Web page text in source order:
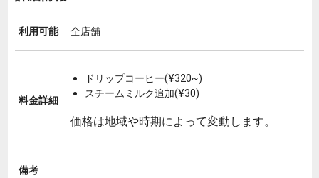
利用可能 全店舗
料金詳細
ドリップコーヒー(¥320~)
スチームミルク追加(¥30)
価格は地域や時期によって変動します。
備考